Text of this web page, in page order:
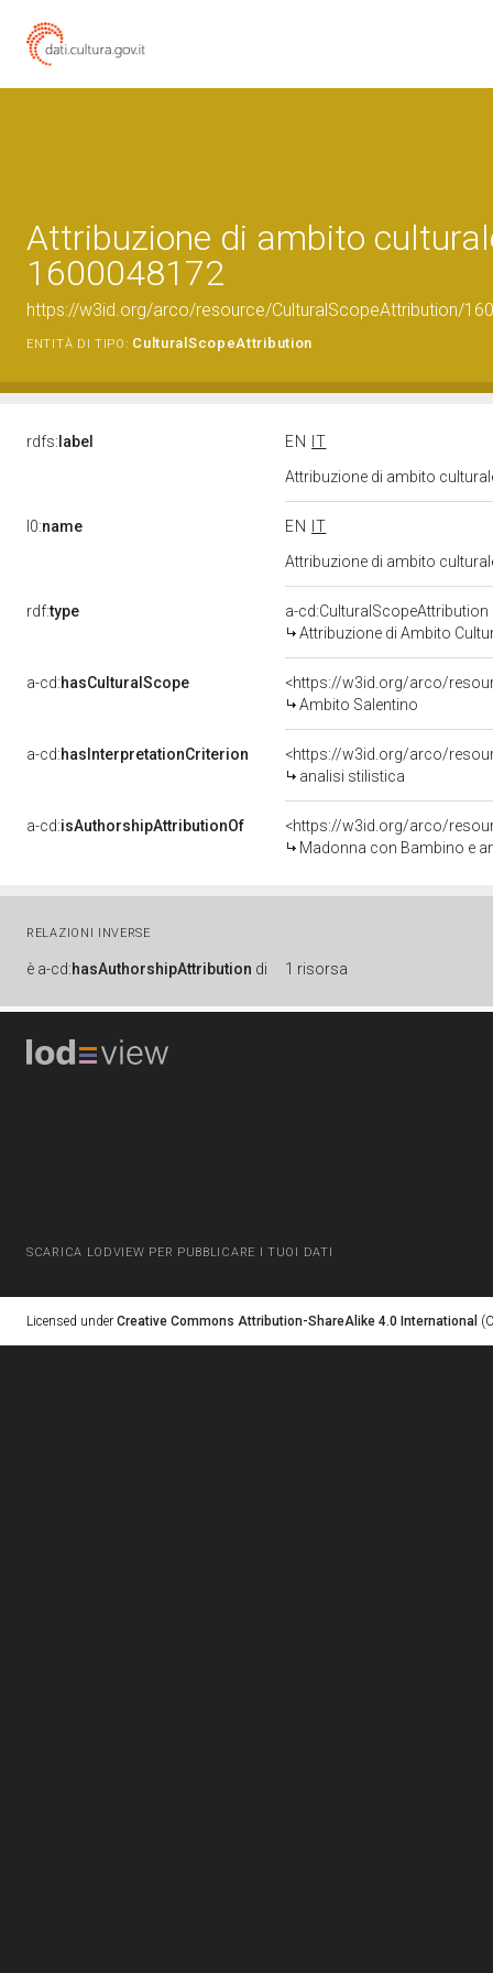
Attribuzione di ambito
1600048172
https://w3id.org/arco/resource/CulturalScopeAttribution/
ENTITÀ DI TIPO: CulturalScopeAttribution
rdfs: label EN
IT
Attribuzione di ambito
l0:name EN
IT
Attribuzione di ambito
rdf:type
a-cd:CulturalScopeAttribution
Attribuzione di Ambito
a-cd:hasCulturalScope
<https://w3id.org/arco/
Ambito Salentino
a-cd:hasInterpretationCriterion
<https://w3id.org/arco/
analisi stilistica
a-cd:isAuthorshipAttributionOf
<https://w3id.org/arco/
Madonna con Bambino e
RELAZIONI INVERSE
è a-cd:hasAuthorshipAttribution di 1 risorsa
SCARICA LODVIEW PER PUBBLICARE I TUOI DATI
Licensed under Creative Commons Attribution-ShareAlike 4.0 International